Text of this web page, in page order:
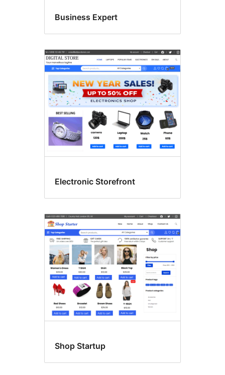
Business Expert
Electronic Storefront
Shop Startup